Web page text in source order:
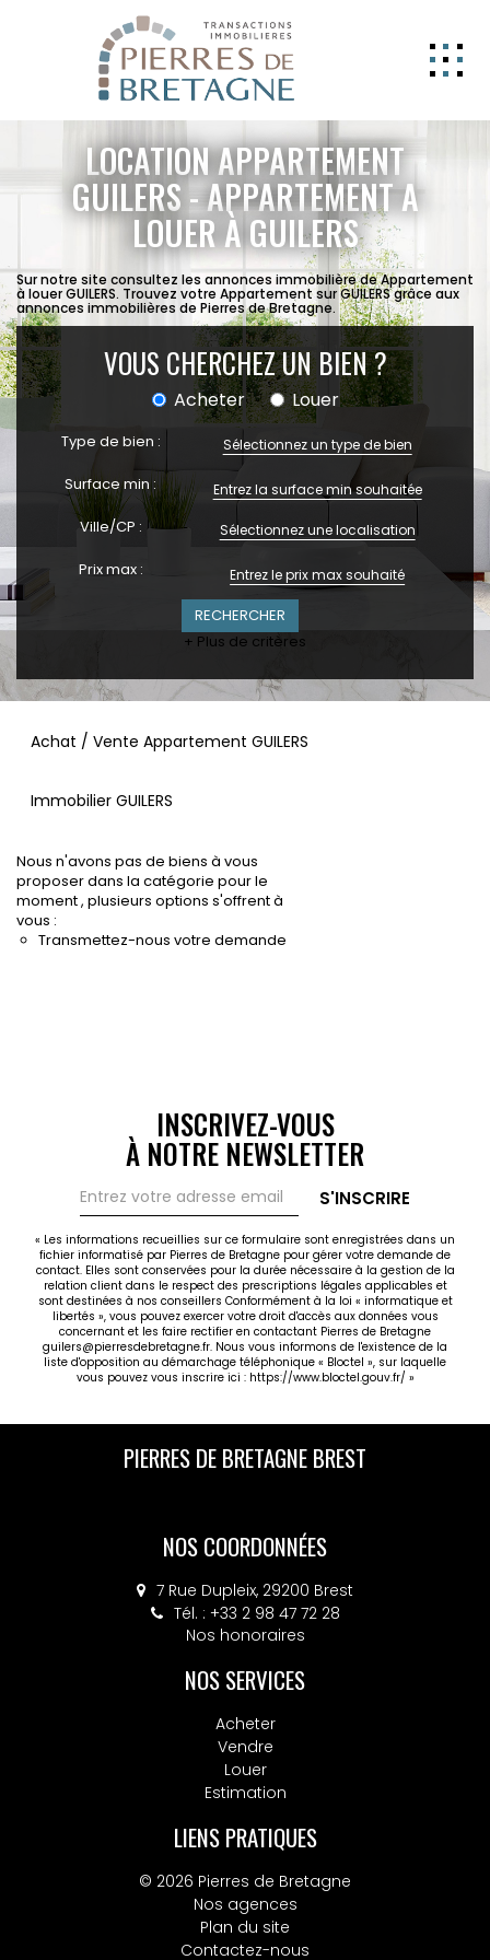
NOS BIENS
GERER
NOS AGENCES
ESTIMATION
CONTACT
ESPACE CLIENT
EXTRANET
LOCATION APPARTEMENT
GUILERS - APPARTEMENT A
LOUER À GUILERS
Sur notre site consultez les annonces immobilière de Appartement
à louer GUILERS. Trouvez votre Appartement sur GUILERS grâce aux
annonces immobilières de Pierres de Bretagne.
VOUS CHERCHEZ UN BIEN ?
Acheter Louer
Type de bien : Sélectionnez un type de bien
Surface min :
Ville/CP : Sélectionnez une localisation
Prix max :
+ Plus de critères
Achat / Vente Appartement GUILERS
Immobilier GUILERS
Nous n'avons pas de biens à vous
proposer dans la catégorie pour le
moment , plusieurs options s'offrent à
vous :
Transmettez-nous votre demande
INSCRIVEZ-VOUS
À NOTRE NEWSLETTER
S'INSCRIRE
« Les informations recueillies sur ce formulaire sont enregistrées dans un
fichier informatisé par Pierres de Bretagne pour gérer votre demande de
contact. Elles sont conservées pour la durée nécessaire à la gestion de la
relation client dans le respect des prescriptions légales applicables et
sont destinées à nos conseillers Conformément à la loi « informatique et
libertés », vous pouvez exercer votre droit d'accès aux données vous
concernant et les faire rectifier en contactant Pierres de Bretagne
guilers@pierresdebretagne.fr. Nous vous informons de l'existence de la
liste d'opposition au démarchage téléphonique « Bloctel », sur laquelle
vous pouvez vous inscrire ici : https://www.bloctel.gouv.fr/ »
PIERRES DE BRETAGNE BREST
NOS COORDONNÉES
7 Rue Dupleix, 29200 Brest
Tél. : +33 2 98 47 72 28
Nos honoraires
NOS SERVICES
Acheter
Vendre
Louer
Estimation
LIENS PRATIQUES
© 2026 Pierres de Bretagne
Nos agences
Plan du site
Contactez-nous